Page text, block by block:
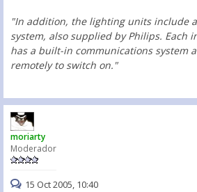
"In addition, the lighting units include
system, also supplied by Philips. Each
has a built-in communications system
remotely to switch on."
moriarty
Moderador
15 Oct 2005, 10:40